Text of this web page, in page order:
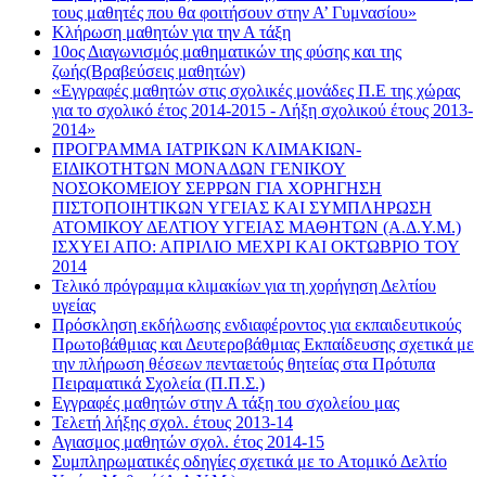
τους μαθητές που θα φοιτήσουν στην Α’ Γυμνασίου»
Κλήρωση μαθητών για την Α τάξη
10ος Διαγωνισμός μαθηματικών της φύσης και της
ζωής(Βραβεύσεις μαθητών)
«Εγγραφές μαθητών στις σχολικές μονάδες Π.Ε της χώρας
για το σχολικό έτος 2014-2015 - Λήξη σχολικού έτους 2013-
2014»
ΠΡΟΓΡΑΜΜΑ ΙΑΤΡΙΚΩΝ ΚΛΙΜΑΚΙΩΝ-
ΕΙΔΙΚΟΤΗΤΩΝ ΜΟΝΑΔΩΝ ΓΕΝΙΚΟΥ
ΝΟΣΟΚΟΜΕΙΟΥ ΣΕΡΡΩΝ ΓΙΑ ΧΟΡΗΓΗΣΗ
ΠΙΣΤΟΠΟΙΗΤΙΚΩΝ ΥΓΕΙΑΣ ΚΑΙ ΣΥΜΠΛΗΡΩΣΗ
ΑΤΟΜΙΚΟΥ ΔΕΛΤΙΟΥ ΥΓΕΙΑΣ ΜΑΘΗΤΩΝ (Α.Δ.Υ.Μ.)
ΙΣΧΥΕΙ ΑΠΟ: ΑΠΡΙΛΙΟ ΜΕΧΡΙ ΚΑΙ ΟΚΤΩΒΡΙΟ ΤΟΥ
2014
Τελικό πρόγραμμα κλιμακίων για τη χορήγηση Δελτίου
υγείας
Πρόσκληση εκδήλωσης ενδιαφέροντος για εκπαιδευτικούς
Πρωτοβάθμιας και Δευτεροβάθμιας Εκπαίδευσης σχετικά με
την πλήρωση θέσεων πενταετούς θητείας στα Πρότυπα
Πειραματικά Σχολεία (Π.Π.Σ.)
Εγγραφές μαθητών στην Α τάξη του σχολείου μας
Τελετή λήξης σχολ. έτους 2013-14
Αγιασμος μαθητών σχολ. έτος 2014-15
Συμπληρωματικές οδηγίες σχετικά με το Ατομικό Δελτίο